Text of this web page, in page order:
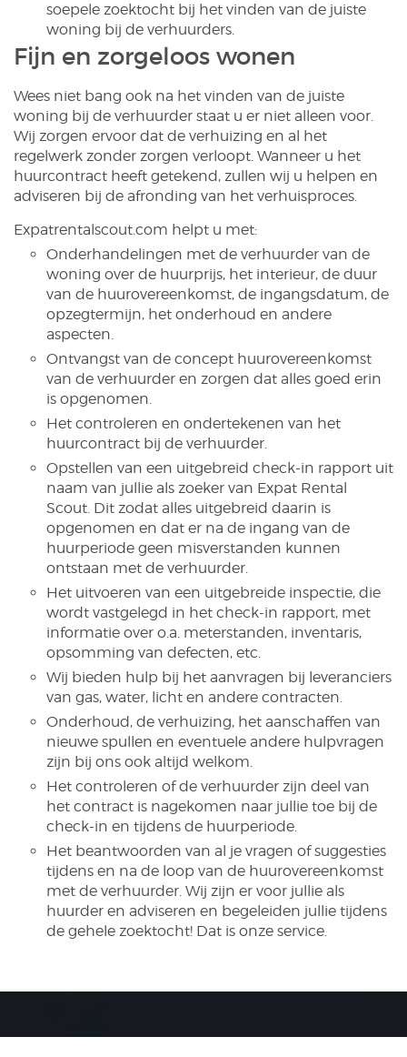
soepele zoektocht bij het vinden van de juiste
woning bij de verhuurders.
Fijn en zorgeloos wonen
Wees niet bang ook na het vinden van de juiste
woning bij de verhuurder staat u er niet alleen voor.
Wij zorgen ervoor dat de verhuizing en al het
regelwerk zonder zorgen verloopt. Wanneer u het
huurcontract heeft getekend, zullen wij u helpen en
adviseren bij de afronding van het verhuisproces.
Expatrentalscout.com helpt u met:
Onderhandelingen met de verhuurder van de
woning over de huurprijs, het interieur, de duur
van de huurovereenkomst, de ingangsdatum, de
opzegtermijn, het onderhoud en andere
aspecten.
Ontvangst van de concept huurovereenkomst
van de verhuurder en zorgen dat alles goed erin
is opgenomen.
Het controleren en ondertekenen van het
huurcontract bij de verhuurder.
Opstellen van een uitgebreid check-in rapport uit
naam van jullie als zoeker van Expat Rental
Scout. Dit zodat alles uitgebreid daarin is
opgenomen en dat er na de ingang van de
huurperiode geen misverstanden kunnen
ontstaan met de verhuurder.
Het uitvoeren van een uitgebreide inspectie, die
wordt vastgelegd in het check-in rapport, met
informatie over o.a. meterstanden, inventaris,
opsomming van defecten, etc.
Wij bieden hulp bij het aanvragen bij leveranciers
van gas, water, licht en andere contracten.
Onderhoud, de verhuizing, het aanschaffen van
nieuwe spullen en eventuele andere hulpvragen
zijn bij ons ook altijd welkom.
Het controleren of de verhuurder zijn deel van
het contract is nagekomen naar jullie toe bij de
check-in en tijdens de huurperiode.
Het beantwoorden van al je vragen of suggesties
tijdens en na de loop van de huurovereenkomst
met de verhuurder. Wij zijn er voor jullie als
huurder en adviseren en begeleiden jullie tijdens
de gehele zoektocht! Dat is onze service.